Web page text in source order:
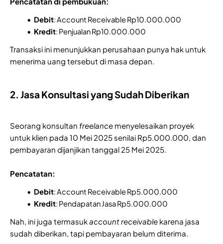
Debit: Account Receivable Rp10.000.000
Kredit: Penjualan Rp10.000.000
Transaksi ini menunjukkan perusahaan punya hak untuk
menerima uang tersebut di masa depan.
2. Jasa Konsultasi yang Sudah Diberikan
Seorang konsultan freelance menyelesaikan proyek
untuk klien pada 10 Mei 2025 senilai Rp5.000.000, dan
pembayaran dijanjikan tanggal 25 Mei 2025.
Pencatatan:
Debit: Account Receivable Rp5.000.000
Kredit: Pendapatan Jasa Rp5.000.000
Nah, ini juga termasukaccount receivable karena jasa
sudah diberikan, tapi pembayaran belum diterima.